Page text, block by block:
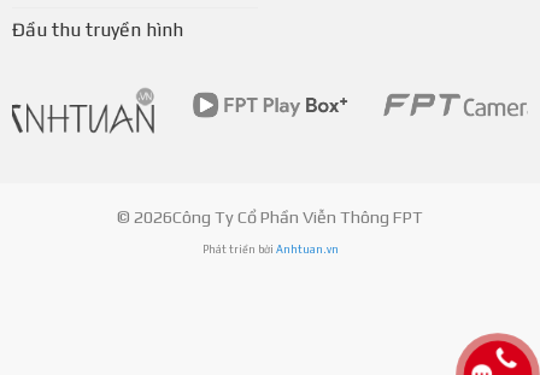
Đầu thu truyền hình
© 2026Công Ty Cổ Phần Viễn Thông FPT
Phát triển bởi Anhtuan.vn